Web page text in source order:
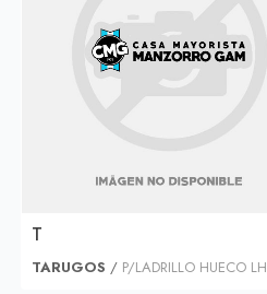
T
TARUGOS / P/LADRILLO HUECO LH